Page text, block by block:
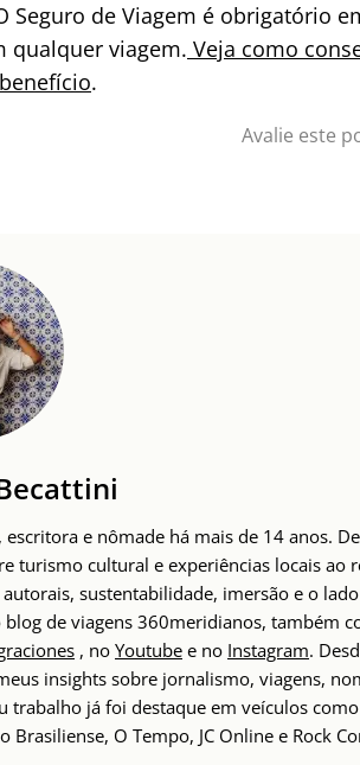
Seguro de Viagem é obrigatório
qualquer viagem. Veja como
.
Avalie este
escritora e nômade há mais de 14 anos.
turismo cultural e experiências locais ao
sustentabilidade, imersão e o
blog de viagens 360meridianos, também
, no Youtube e no Instagram.
insights sobre jornalismo, viagens,
trabalho já foi destaque em veículos
Brasiliense, O Tempo, JC Online e Rock